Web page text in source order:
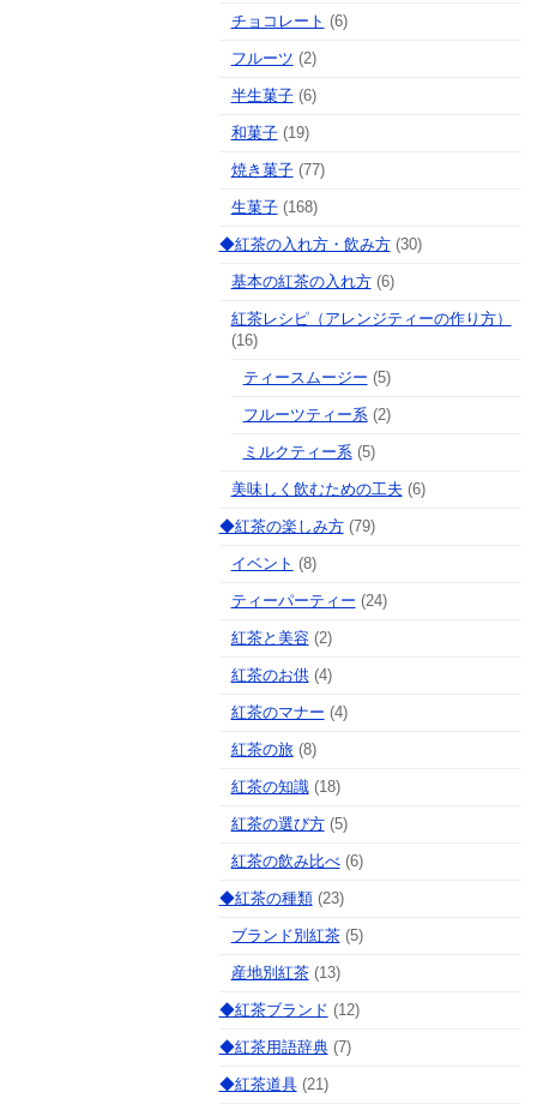
チョコレート (6)
フルーツ (2)
半生菓子(6)
和菓子(19)
焼き菓子(77)
生菓子(168)
◆紅茶の入れ方・飲み方(30)
基本の紅茶の入れ方(6)
紅茶レシピ（アレンジティーの作り方）
(16)
ティースムージー (5)
フルーツティー系(2)
ミルクティー系(5)
美味しく飲むための工夫 (6)
◆紅茶の楽しみ方(79)
イベント (8)
ティーパーティー (24)
紅茶と美容(2)
紅茶のお供(4)
紅茶のマナー (4)
紅茶の旅(8)
紅茶の知識(18)
紅茶の選び方(5)
紅茶の飲み比べ(6)
◆紅茶の種類(23)
ブランド別紅茶(5)
産地別紅茶(13)
◆紅茶ブランド (12)
◆紅茶用語辞典(7)
◆紅茶道具(21)